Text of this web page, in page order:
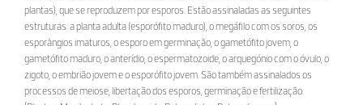
plantas), que se reproduzem por esporos. Estão assinaladas as seguintes
estruturas: a planta adulta (esporófito maduro), o megáfilo com os soros, os
esporângios imaturos, o esporo em germinação, o gametófito jovem, o
gametófito maduro, o anterídio, o espermatozoide, o arquegónio com o óvulo, o
zigoto, o embrião jovem e o esporófito jovem. São também assinalados os
processos de meiose, libertação dos esporos, germinação e fertilização.